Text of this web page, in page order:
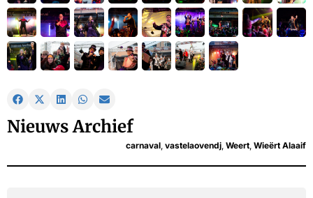
Nieuws Archief
carnaval, vastelaovendj, Weert, Wieërt Alaaif